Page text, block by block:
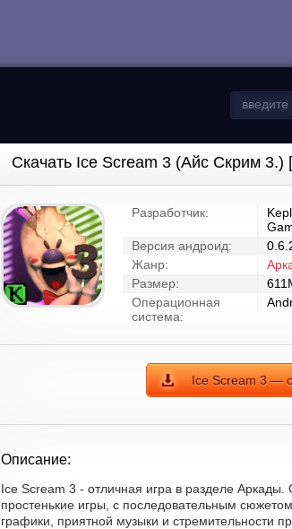
Скачать Ice Scream 3 (Айс Скрим
Разработчик:
Версия андроид:
Жанр:
Размер:
Операционная
система:
Ice Scream 3 —
Описание:
Ice Scream 3 - отличная игра в разделе
простенькие игры, с последовательным
графики, приятной музыки и стремительности